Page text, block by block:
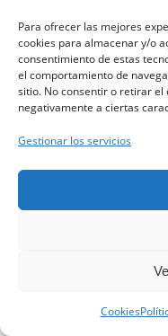
Para ofrecer las mejores
cookies para almacenar y/o
consentimiento de estas
el comportamiento de
sitio. No consentir o retirar
negativamente a ciertas
Gestionar los servicios
Cookies
Lorem hendrerit